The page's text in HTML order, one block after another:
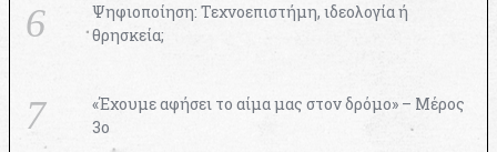
Ψηφιοποίηση: Τεχνοεπιστήμη, ιδεολογία ή
θρησκεία;
«Έχουμε αφήσει το αίμα μας στον δρόμο» – Μέρος
3ο